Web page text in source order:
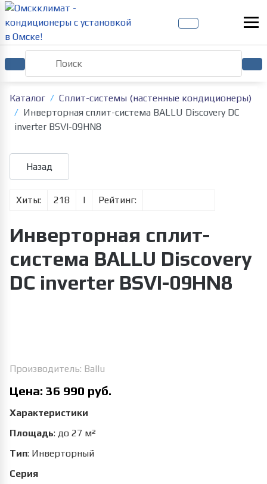
Каталог
Сплит-системы (настенные кондиционеры)
Инверторная сплит-система BALLU Discovery DC
inverter BSVI-09HN8
Хиты: 218 | Рейтинг:
Инверторная сплит-
система BALLU Discovery
DC inverter BSVI-09HN8
Производитель: Ballu
Цена: 36 990 руб.
Характеристики
Площадь: до 27 м²
Тип: Инверторный
Серия